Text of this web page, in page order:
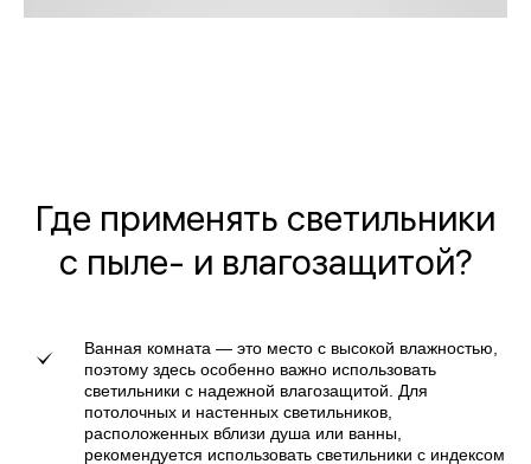
Где применять светильники
с пыле- и влагозащитой?
Ванная комната — это место с высокой влажностью,
поэтому здесь особенно важно использовать
светильники с надежной влагозащитой. Для
потолочных и настенных светильников,
расположенных вблизи душа или ванны,
рекомендуется использовать светильники с индексом